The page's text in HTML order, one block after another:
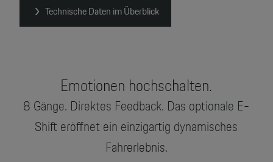
Technische Daten im Überblick
Emotionen hochschalten.
8 Gänge. Direktes Feedback. Das optionale E-
Shift eröffnet ein einzigartig dynamisches
Fahrerlebnis.